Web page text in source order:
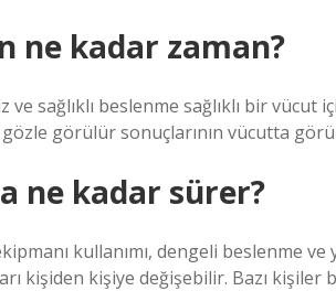
ne kadar zaman?
ve sağlıklı beslenme sağlıklı bir vücut
görülür sonuçlarının vücutta
ne kadar sürer?
kullanımı, dengeli beslenme
kişiden kişiye değişebilir. Bazı